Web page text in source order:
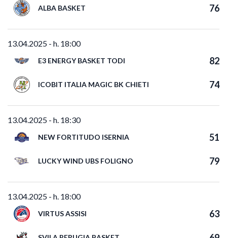
ALBA BASKET 76
13.04.2025 - h. 18:00
E3 ENERGY BASKET TODI 82
ICOBIT ITALIA MAGIC BK CHIETI 74
13.04.2025 - h. 18:30
NEW FORTITUDO ISERNIA 51
LUCKY WIND UBS FOLIGNO 79
13.04.2025 - h. 18:00
VIRTUS ASSISI 63